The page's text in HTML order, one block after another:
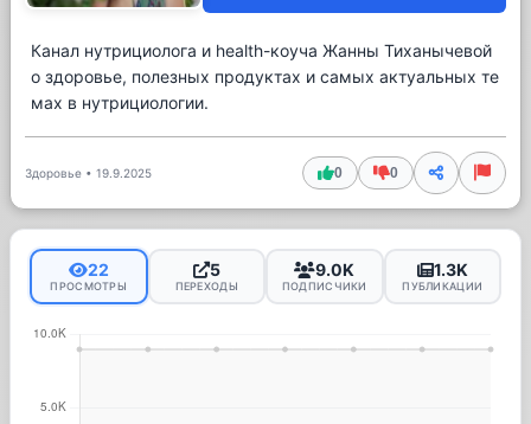
Канал нутрициолога и health-коуча Жанны Тиханычевой
о здоровье, полезных продуктах и самых актуальных те
мах в нутрициологии.
Здоровье • 19.9.2025 0 0
22
ПРОСМОТРЫ
5
ПЕРЕХОДЫ
9.0K
ПОДПИСЧИКИ
1.3K
ПУБЛИКАЦИИ